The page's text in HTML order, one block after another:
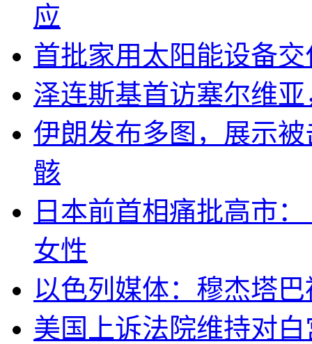
应
首批家用太阳能设备
泽连斯基首访塞尔维
伊朗发布多图，展示
骸
日本前首相痛批高市
女性
以色列媒体：穆杰塔
美国上诉法院维持对